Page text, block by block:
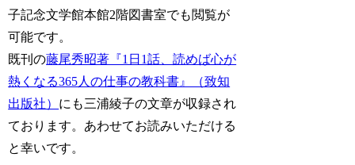
子記念文学館本館2階図書室でも閲覧が
可能です。
既刊の藤尾秀昭著『1日1話、読めば心が
熱くなる365人の仕事の教科書』（致知
出版社） にも三浦綾子の文章が収録され
ております。あわせてお読みいただける
と幸いです。